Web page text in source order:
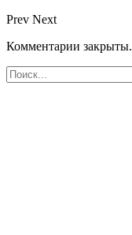
Prev Next
Комментарии закрыты.